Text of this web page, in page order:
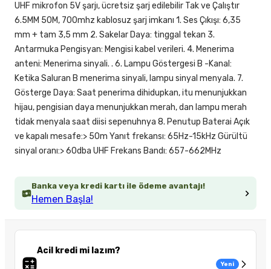
Banka veya kredi kartı ile ödeme avantajı!
Hemen Başla!
Acil kredi mi lazım?
Yeni
UHF mikrofon 5V şarjı, ücretsiz şarj edilebilir Tak ve Çalıştır
6.5MM 50M, 700mhz kablosuz şarj imkanı 1. Ses Çıkışı: 6,35
mm + tam 3,5 mm 2. Sakelar Daya: tinggal tekan 3.
Antarmuka Pengisyan: Mengisi kabel verileri. 4. Menerima
anteni: Menerima sinyali. . 6. Lampu Göstergesi B -Kanal:
Ketika Saluran B menerima sinyali, lampu sinyal menyala. 7.
Gösterge Daya: Saat penerima dihidupkan, itu menunjukkan
hijau, pengisian daya menunjukkan merah, dan lampu merah
tidak menyala saat diisi sepenuhnya 8. Penutup Baterai Açık
ve kapalı mesafe:> 50m Yanıt frekansı: 65Hz-15kHz Gürültü
sinyal oranı:> 60dba UHF Frekans Bandı: 657-662MHz